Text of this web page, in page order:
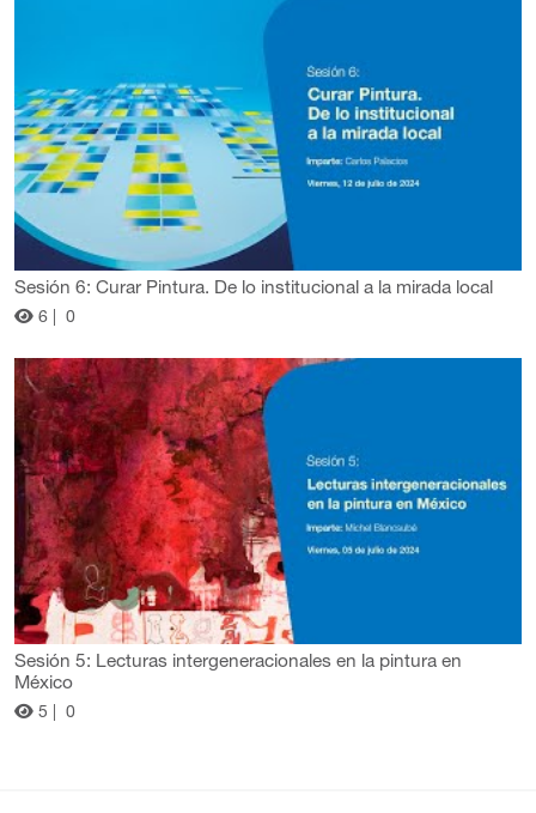
Sesión 6: Curar Pintura. De lo institucional a la mirada local
6 | 0
Sesión 5: Lecturas intergeneracionales en la pintura en
México
5 | 0